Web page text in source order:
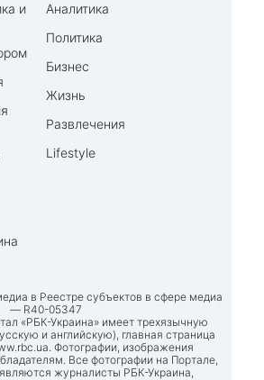
и
Аналитика
Политика
Бизнес
Жизнь
Развлечения
Lifestyle
в Реестре субъектов в сфере медиа
— R40-05347
«РБК-Украина» имеет трехязычную
и английскую), главная страница
. Фотографии, изображения
Все фотографии на Портале,
журналисты РБК-Украина,